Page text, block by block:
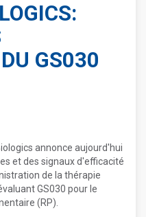
GS030
annonce aujourd'hui
et des signaux d'efficacité
de la thérapie
GS030 pour le
(RP).